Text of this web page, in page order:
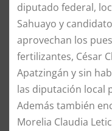
diputado federal,
Sahuayo y
aprovechan los
fertilizantes, César
Apatzingán y sin
las diputación local
​Además también
Morelia Claudia